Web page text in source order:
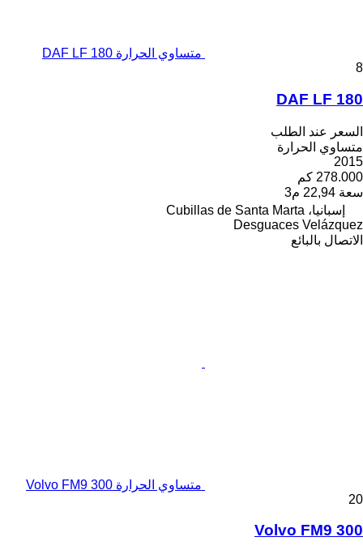
متساوي الحرارة DAF LF 180
8
DAF LF 180
السعر عند الطلب
متساوي الحرارة
2015
278.000 كم
سعة 22,94 م3
إسبانيا، Cubillas de Santa Marta
Desguaces Velázquez
الاتصال بالبائع
متساوي الحرارة Volvo FM9 300
20
Volvo FM9 300